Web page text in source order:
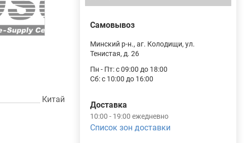
Китай
Самовывоз
Минский р-н., аг. Колодищи, ул.
Тенистая, д. 26
Пн - Пт: с 09:00 до 18:00
Сб: с 10:00 до 16:00
Доставка
10:00 - 19:00 ежедневно
Список зон доставки